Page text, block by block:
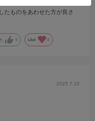
たものをあわせた方が良さ
0 Like! 0
2025.7.15